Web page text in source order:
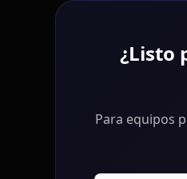
¿Listo
Para equipos